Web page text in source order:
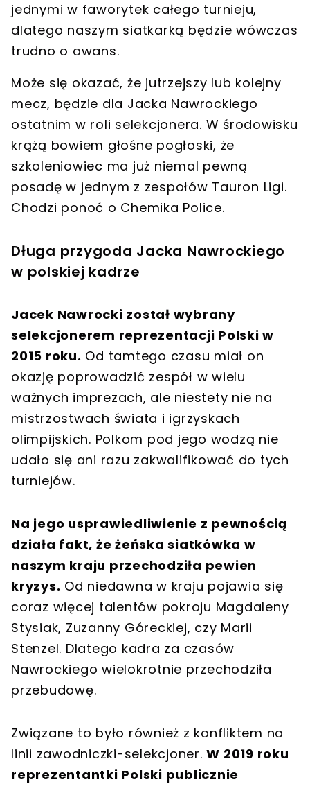
jednymi w faworytek całego turnieju,
dlatego naszym siatkarką będzie wówczas
trudno o awans.
Może się okazać, że jutrzejszy lub kolejny
mecz, będzie dla Jacka Nawrockiego
ostatnim w roli selekcjonera. W środowisku
krążą bowiem głośne pogłoski, że
szkoleniowiec ma już niemal pewną
posadę w jednym z zespołów Tauron Ligi.
Chodzi ponoć o Chemika Police.
Długa przygoda Jacka Nawrockiego
w polskiej kadrze
Jacek Nawrocki został wybrany
selekcjonerem reprezentacji Polski w
2015 roku. Od tamtego czasu miał on
okazję poprowadzić zespół w wielu
ważnych imprezach, ale niestety nie na
mistrzostwach świata i igrzyskach
olimpijskich. Polkom pod jego wodzą nie
udało się ani razu zakwalifikować do tych
turniejów.
Na jego usprawiedliwienie z pewnością
działa fakt, że żeńska siatkówka w
naszym kraju przechodziła pewien
kryzys. Od niedawna w kraju pojawia się
coraz więcej talentów pokroju Magdaleny
Stysiak, Zuzanny Góreckiej, czy Marii
Stenzel. Dlatego kadra za czasów
Nawrockiego wielokrotnie przechodziła
przebudowę.
Związane to było również z konfliktem na
linii zawodniczki-selekcjoner.W 2019 roku
reprezentantki Polski publicznie